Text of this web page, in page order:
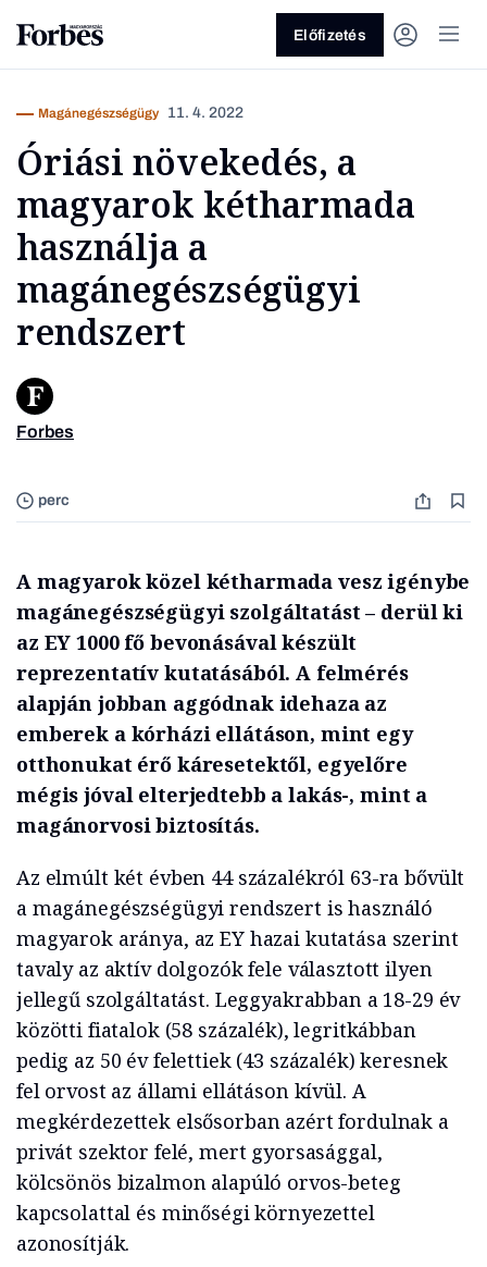
Vagy fedezze fel a következő
Előfizetés
perc
Magánegészségügy 11. 4. 2022
Óriási növekedés, a
magyarok kétharmada
használja a
magánegészségügyi
rendszert
Forbes
A magyarok közel kétharmada vesz igénybe
magánegészségügyi szolgáltatást – derül ki
az EY 1000 fő bevonásával készült
reprezentatív kutatásából. A felmérés
alapján jobban aggódnak idehaza az
emberek a kórházi ellátáson, mint egy
otthonukat érő káresetektől, egyelőre
mégis jóval elterjedtebb a lakás-, mint a
magánorvosi biztosítás.
Az elmúlt két évben 44 százalékról 63-ra bővült
a magánegészségügyi rendszert is használó
magyarok aránya, az EY hazai kutatása szerint
tavaly az aktív dolgozók fele választott ilyen
jellegű szolgáltatást. Leggyakrabban a 18-29 év
közötti fiatalok (58 százalék), legritkábban
pedig az 50 év felettiek (43 százalék) keresnek
fel orvost az állami ellátáson kívül. A
megkérdezettek elsősorban azért fordulnak a
privát szektor felé, mert gyorsasággal,
kölcsönös bizalmon alapúló orvos-beteg
kapcsolattal és minőségi környezettel
azonosítják.